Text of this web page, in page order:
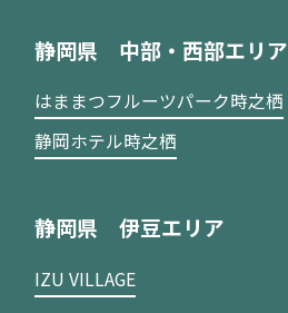
静岡県 中部・西部エリア
はままつフルーツパーク時之栖
静岡ホテル時之栖
静岡県 伊豆エリア
IZU VILLAGE